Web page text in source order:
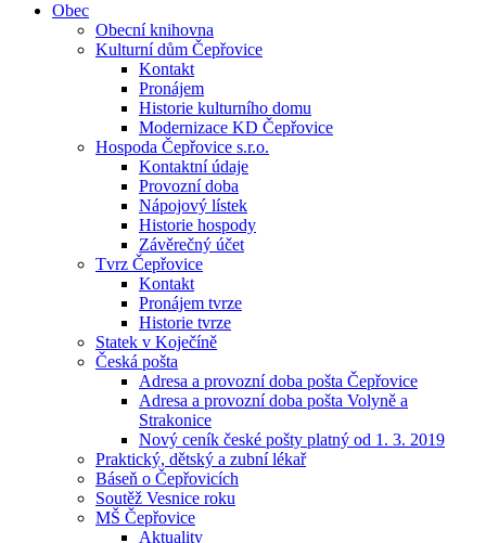
Obec
Obecní knihovna
Kulturní dům Čepřovice
Kontakt
Pronájem
Historie kulturního domu
Modernizace KD Čepřovice
Hospoda Čepřovice s.r.o.
Kontaktní údaje
Provozní doba
Nápojový lístek
Historie hospody
Závěrečný účet
Tvrz Čepřovice
Kontakt
Pronájem tvrze
Historie tvrze
Statek v Koječíně
Česká pošta
Adresa a provozní doba pošta Čepřovice
Adresa a provozní doba pošta Volyně a
Strakonice
Nový ceník české pošty platný od 1. 3. 2019
Praktický, dětský a zubní lékař
Báseň o Čepřovicích
Soutěž Vesnice roku
MŠ Čepřovice
Aktuality